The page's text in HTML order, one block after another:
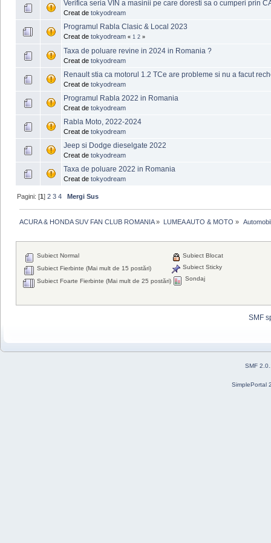
Verifica seria VIN a masinii pe care doresti sa o cumperi prin
Creat de tokyodream
Programul Rabla Clasic & Local 2023
Creat de tokyodream « 1 2 »
Taxa de poluare revine in 2024 in Romania ?
Creat de tokyodream
Renault stia ca motorul 1.2 TCe are probleme si nu a facut
Creat de tokyodream
Programul Rabla 2022 in Romania
Creat de tokyodream
Rabla Moto, 2022-2024
Creat de tokyodream
Jeep si Dodge dieselgate 2022
Creat de tokyodream
Taxa de poluare 2022 in Romania
Creat de tokyodream
Pagini: [1]2 3 4 Mergi Sus
ACURA & HONDA SUV FAN CLUB ROMANIA» LUMEA AUTO & MOTO »
Subiect Normal
Subiect Fierbinte (Mai mult de 15 postări)
Subiect Foarte Fierbinte (Mai mult de 25 postări)
Subiect Blocat
Subiect Sticky
Sondaj
SMF
SMF
SimplePortal